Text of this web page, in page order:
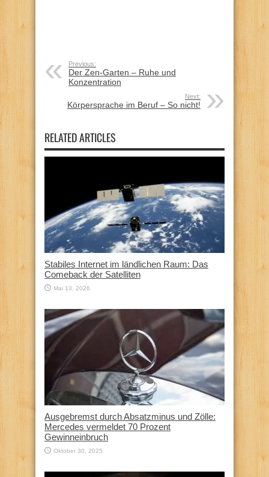
Previous:
Der Zen-Garten – Ruhe und
Konzentration
Next:
Körpersprache im Beruf – So nicht!
RELATED ARTICLES
Stabiles Internet im ländlichen Raum: Das
Comeback der Satelliten
Mai 13, 2026
Ausgebremst durch Absatzminus und Zölle:
Mercedes vermeldet 70 Prozent
Gewinneinbruch
Oktober 30, 2025